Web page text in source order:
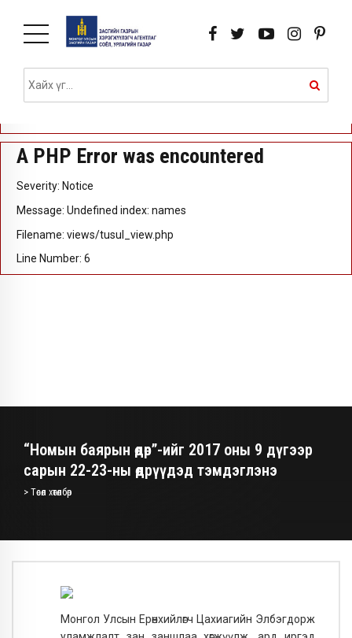
A PHP Error was encountered
Severity: Notice
Message: Undefined index: id
Filename: views/tusul_view.php
A PHP Error was encountered
Severity: Notice
Message: Undefined index: names
Filename: views/tusul_view.php
Line Number: 6
“Номын баярын өдөр”-ийг 2017 оны 9 дүгээр
сарын 22-23-ны өдрүүдэд тэмдэглэнэ
> Төсөл хөтөлбөр
Монгол Улсын Ерөнхийлөгч Цахиагийн Элбэгдорж